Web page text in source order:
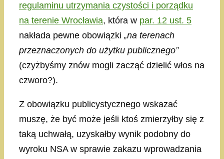
regulaminu utrzymania czystości i porządku
na terenie Wrocławia, która w par. 12 ust. 5
nakłada pewne obowiązki „na terenach
przeznaczonych do użytku publicznego”
(czyżbyśmy znów mogli zacząć dzielić włos na
czworo?).
Z obowiązku publicystycznego wskazać
muszę, że być może jeśli ktoś zmierzyłby się z
taką uchwałą, uzyskałby wynik podobny do
wyroku NSA w sprawie zakazu wprowadzania